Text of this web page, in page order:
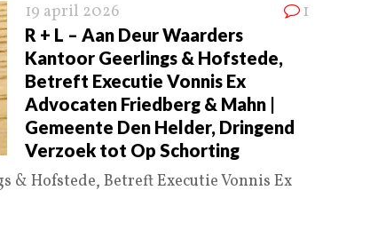
19 april 2026 1
R + L – Aan Deur Waarders
Kantoor Geerlings & Hofstede,
Betreft Executie Vonnis Ex
Advocaten Friedberg & Mahn |
Gemeente Den Helder, Dringend
Verzoek tot Op Schorting
& Hofstede, Betreft Executie Vonnis Ex